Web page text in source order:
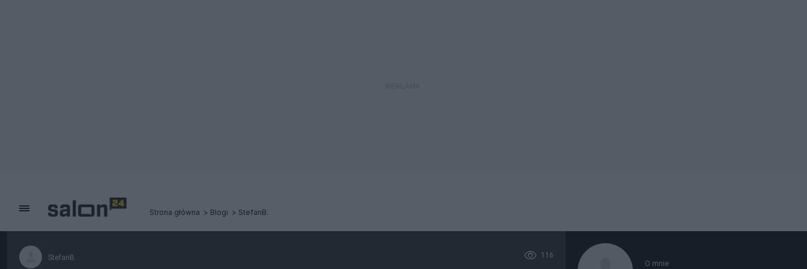
Strona główna Blogi StefanB.
StefanB. 116
O mnie